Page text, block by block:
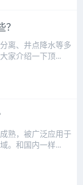
离、井点降水等多
家介绍一下顶...
熟，被广泛应用于
。和国内一样...